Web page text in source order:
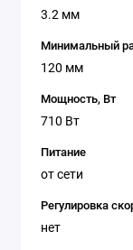
3.2 мм
Минимальный
120 мм
Мощность, Вт
710 Вт
Питание
от сети
Регулировка
нет